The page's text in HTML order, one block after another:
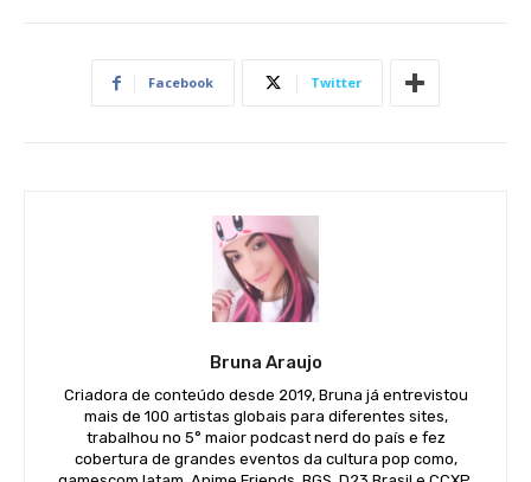
Facebook Twitter
Bruna Araujo
Criadora de conteúdo desde 2019, Bruna já entrevistou
mais de 100 artistas globais para diferentes sites,
trabalhou no 5° maior podcast nerd do país e fez
cobertura de grandes eventos da cultura pop como,